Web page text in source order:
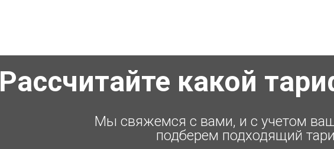
Рассчитайте какой
Мы свяжемся с вами, и с учетом
подберем подходящий